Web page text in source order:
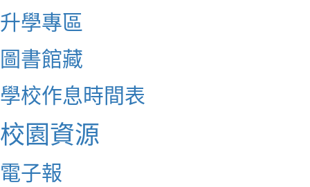
升學專區
圖書館藏
學校作息時間表
校園資源
電子報